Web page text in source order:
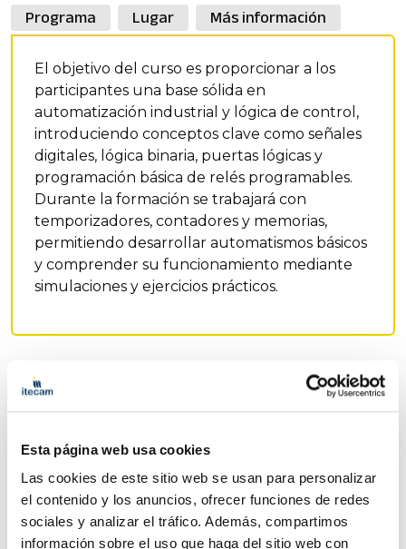
Esta página web usa cookies
Las cookies de este sitio web se usan para personalizar
el contenido y los anuncios, ofrecer funciones de redes
sociales y analizar el tráfico. Además, compartimos
información sobre el uso que haga del sitio web con
Programa
Lugar Más información
El objetivo del curso es proporcionar a los
participantes una base sólida en
automatización industrial y lógica de control,
introduciendo conceptos clave como señales
digitales, lógica binaria, puertas lógicas y
programación básica de relés programables.
Durante la formación se trabajará con
temporizadores, contadores y memorias,
permitiendo desarrollar automatismos básicos
y comprender su funcionamiento mediante
simulaciones y ejercicios prácticos.
Docente